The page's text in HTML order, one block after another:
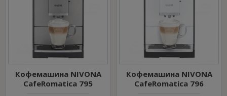
цветов подсветки емкости для воды визуально украсят
любую кухню, а новый сенсорный дисплей с
диагональю 5'' вносит завершающий вклад в комфорт
управления.
Кофемашина NIVONA
CafeRomatica 795
Кофемашина NIVONA
CafeRomatica 796